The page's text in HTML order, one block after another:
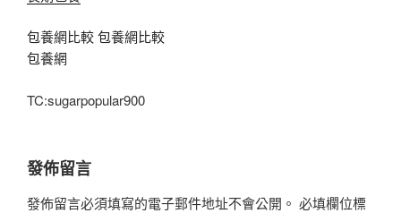
包養網比較包養網比較
包養網
TC:sugarpopular900
發佈留言
發佈留言必須填寫的電子郵件地址不會公開。 必填欄位標